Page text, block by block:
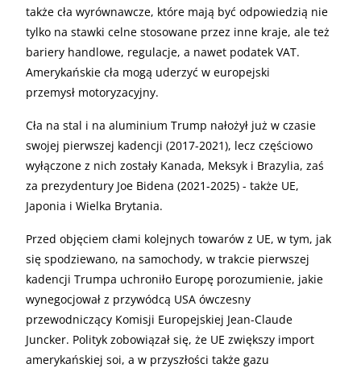
także cła wyrównawcze, które mają być odpowiedzią nie
tylko na stawki celne stosowane przez inne kraje, ale też
bariery handlowe, regulacje, a nawet podatek VAT.
Amerykańskie cła mogą uderzyć w europejski
przemysł motoryzacyjny.
Cła na stal i na aluminium Trump nałożył już w czasie
swojej pierwszej kadencji (2017-2021), lecz częściowo
wyłączone z nich zostały Kanada, Meksyk i Brazylia, zaś
za prezydentury Joe Bidena (2021-2025) - także UE,
Japonia i Wielka Brytania.
Przed objęciem cłami kolejnych towarów z UE, w tym, jak
się spodziewano, na samochody, w trakcie pierwszej
kadencji Trumpa uchroniło Europę porozumienie, jakie
wynegocjował z przywódcą USA ówczesny
przewodniczący Komisji Europejskiej Jean-Claude
Juncker. Polityk zobowiązał się, że UE zwiększy import
amerykańskiej soi, a w przyszłości także gazu